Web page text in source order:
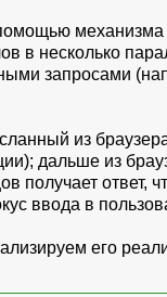
механизма
в несколько
запросами
из
дальше из
получает ответ,
ввода в
его